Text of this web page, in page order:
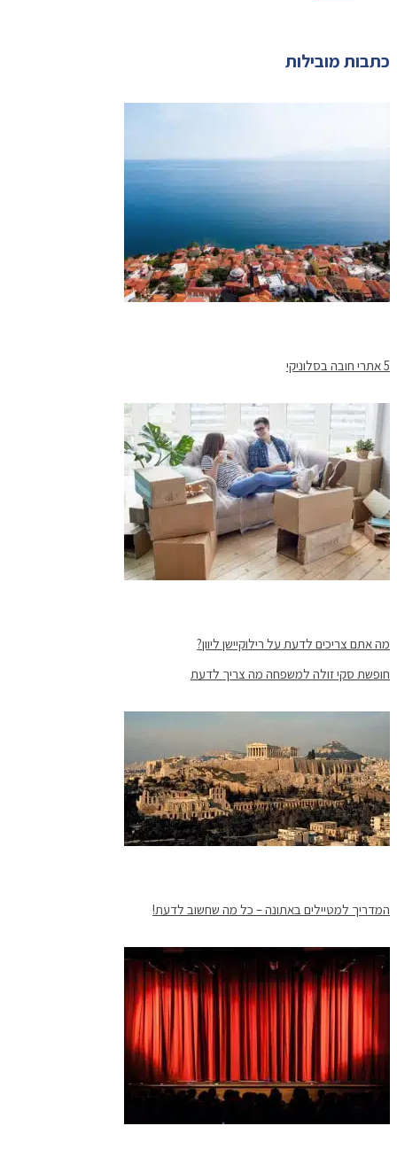
כתבות מובילות
5 אתרי חובה בסלוניקי
מה אתם צריכים לדעת על רילוקיישן ליוון?
חופשת סקי זולה למשפחה מה צריך לדעת
המדריך למטיילים באתונה – כל מה שחשוב לדעת!